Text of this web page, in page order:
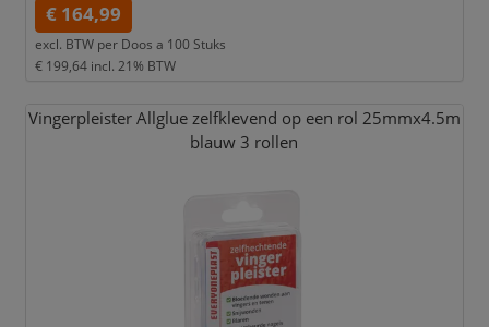
€ 164,99
excl. BTW per Doos a 100 Stuks
€ 199,64 incl. 21% BTW
Vingerpleister Allglue zelfklevend op een rol 25mmx4.5m
blauw 3 rollen